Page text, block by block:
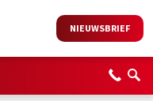
NIEUWSBRIEF